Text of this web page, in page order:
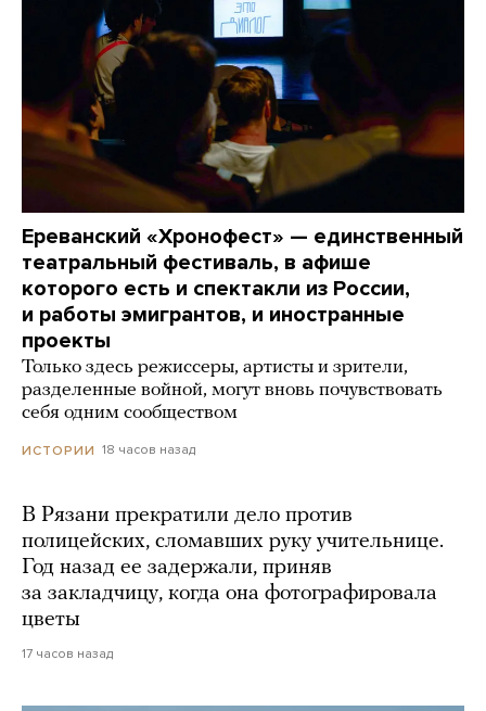
Ереванский «Хронофест» — единственный
театральный фестиваль, в афише
которого есть и спектакли из России,
и работы эмигрантов, и иностранные
проекты
Только здесь режиссеры, артисты и зрители,
разделенные войной, могут вновь почувствовать
себя одним сообществом
ИСТОРИИ 18 часов назад
В Рязани прекратили дело против
полицейских, сломавших руку учительнице.
Год назад ее задержали, приняв
за закладчицу, когда она фотографировала
цветы
17 часов назад